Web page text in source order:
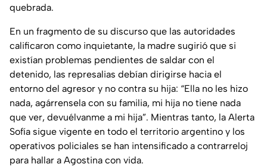
quebrada.
En un fragmento de su discurso que las autoridades
calificaron como inquietante, la madre sugirió que si
existían problemas pendientes de saldar con el
detenido, las represalias debían dirigirse hacia el
entorno del agresor y no contra su hija: “Ella no les hizo
nada, agárrensela con su familia, mi hija no tiene nada
que ver, devuélvanme a mi hija”. Mientras tanto, la Alerta
Sofía sigue vigente en todo el territorio argentino y los
operativos policiales se han intensificado a contrarreloj
para hallar a Agostina con vida.